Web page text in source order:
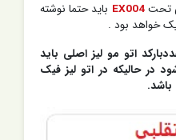
تحت EX004 باید حتما نوشته
خواهد بود .
اتو مو لیز اصلی باید
در حالیکه در اتو لیز فیک